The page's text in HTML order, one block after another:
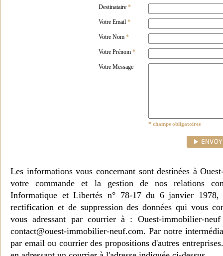
Destinataire *
Votre Email *
Votre Nom *
Votre Prénom *
Votre Message
* champs obligatoires
Les informations vous concernant sont destinées à
votre commande et la gestion de nos relations
Informatique et Libertés n° 78-17 du 6 janvier 1978,
rectification et de suppression des données qui vous
vous adressant par courrier à : Ouest-immobilier-
contact@ouest-immobilier-neuf.com. Par notre
par email ou courrier des propositions d'autres